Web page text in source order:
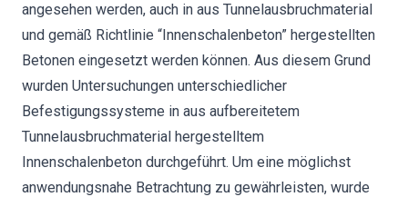
angesehen werden, auch in aus Tunnelausbruchmaterial
und gemäß Richtlinie “Innenschalenbeton” hergestellten
Betonen eingesetzt werden können. Aus diesem Grund
wurden Untersuchungen unterschiedlicher
Befestigungssysteme in aus aufbereitetem
Tunnelausbruchmaterial hergestelltem
Innenschalenbeton durchgeführt. Um eine möglichst
anwendungsnahe Betrachtung zu gewährleisten, wurde